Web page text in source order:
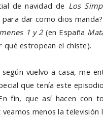
de navidad de Los
dar como dios
1 y 2(en España
qué estropean el chiste).
vuelvo a casa, me
que tenía este
fin, que así hacen con
menos la televisión